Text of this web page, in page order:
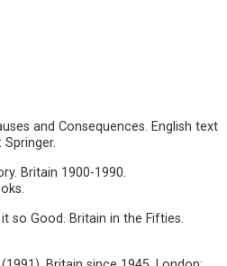
and Consequences. English text
Springer.
Britain 1900-1990.
it so Good. Britain in the Fifties.